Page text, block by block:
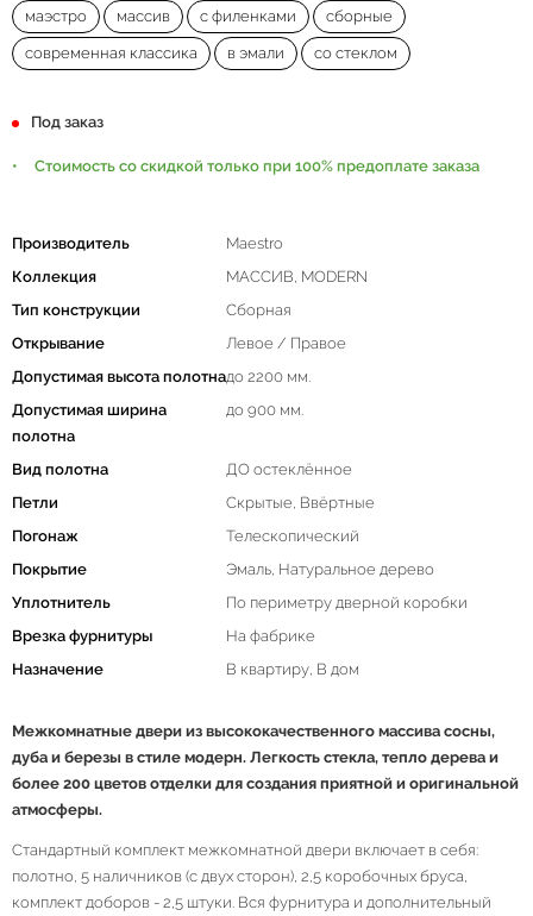
маэстро массив с филенками сборные
современная классика в эмали со стеклом
Под заказ
Стоимость со скидкой только при 100% предоплате заказа
Производитель
Maestro
Коллекция
МАССИВ, MODERN
Тип конструкции
Сборная
Открывание
Левое / Правое
Допустимая высота полотнадо 2200 мм.
Допустимая ширина
полотна
до 900 мм.
Вид полотна
ДО остеклённое
Петли
Скрытые, Ввёртные
Погонаж
Телескопический
Покрытие
Эмаль, Натуральное дерево
Уплотнитель
По периметру дверной коробки
Врезка фурнитуры
На фабрике
Назначение
В квартиру, В дом
Межкомнатные двери из высококачественного массива сосны,
дуба и березы в стиле модерн. Легкость стекла, тепло дерева и
более 200 цветов отделки для создания приятной и оригинальной
атмосферы.
Стандартный комплект межкомнатной двери включает в себя:
полотно, 5 наличников (с двух сторон), 2,5 коробочных бруса,
комплект доборов - 2,5 штуки. Вся фурнитура и дополнительный